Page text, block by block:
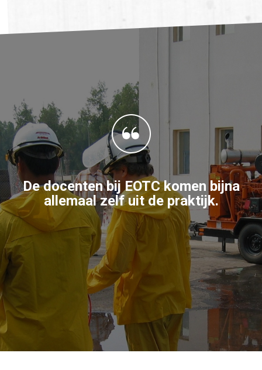
De docenten bij EOTC komen bijna
allemaal zelf uit de praktijk.